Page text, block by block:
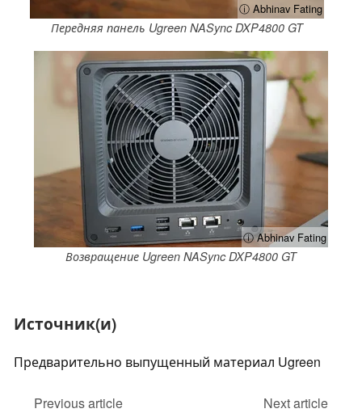
ⓘ Abhinav Fating
Передняя панель Ugreen NASync DXP4800 GT
ⓘ Abhinav Fating
Возвращение Ugreen NASync DXP4800 GT
Источник(и)
Предварительно выпущенный материал Ugreen
Previous article
Next article